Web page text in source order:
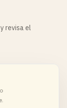
revisa el